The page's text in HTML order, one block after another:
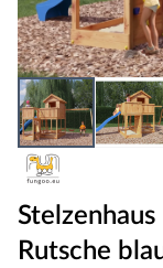
Rutsche